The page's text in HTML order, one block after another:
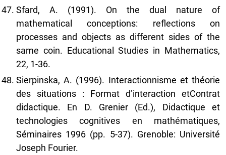
Sfard, A. (1991). On the dual nature of
mathematical conceptions: reflections on
processes and objects as different sides of the
same coin. Educational Studies in Mathematics,
22, 1-36.
Sierpinska, A. (1996). Interactionnisme et théorie
des situations : Format d’interaction etContrat
didactique. En D. Grenier (Ed.), Didactique et
technologies cognitives en mathématiques,
Séminaires 1996 (pp. 5-37). Grenoble: Université
Joseph Fourier.